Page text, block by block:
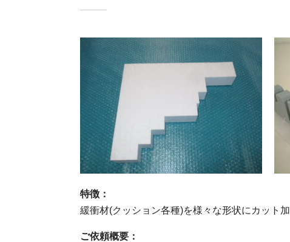
特徴：
緩衝材(クッション各種)を様々な形状にカット
ご依頼概要：